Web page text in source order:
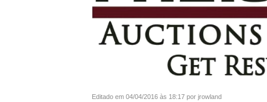
Editado em 04/04/2016 às 18:17 por jrowland